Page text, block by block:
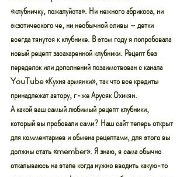
«клубничку, пожалуйста». Ни нежного абрикоса, ни
экзотического че, ни необычной сливы – детки
всегда тянутся к клубнике. В этом году я попробовала
новый рецепт засахаренной клубники. Рецепт без
переделок или дополнений позаимствован с канала
YouTube «Кухня армянки», так что все кредиты
принадлежат автору, г-же Арусяк Охикян.
А какой ваш самый любимый рецепт клубники,
который вы пробовали сами? Наш сайт теперь открыт
для комментариев и обмена рецептами, для этого вы
должны стать «member». Я знаю, я сама обычно
откалываюсь на этапе когда нужно вводить какую-то